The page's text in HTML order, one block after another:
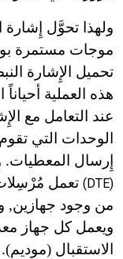
ولهذا تحوَّل إِشارة
موجات مستمرة
تحميل الإِشارة
هذه العملية
عند التعامل مع
الوحدات التي
إِرسال
(DTE) تعمل
من وجود
ويعمل كل جهاز
الاستقبال (موديم).